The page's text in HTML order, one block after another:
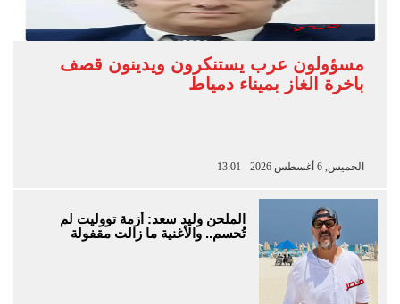
مسؤولون عرب يستنكرون ويدينون قصف
باخرة الغاز بميناء دمياط
الخميس, 6 أغسطس 2026 - 13:01
الملحن وليد سعد: أزمة تووليت لم
تُحسم.. والأغنية ما زالت مقفولة